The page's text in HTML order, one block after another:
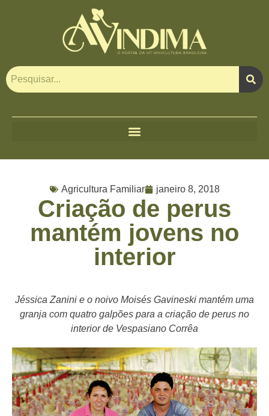
Agricultura Familiar janeiro 8, 2018
Criação de perus
mantém jovens no
interior
Jéssica Zanini e o noivo Moisés Gavineski mantém uma
granja com quatro galpões para a criação de perus no
interior de Vespasiano Corrêa